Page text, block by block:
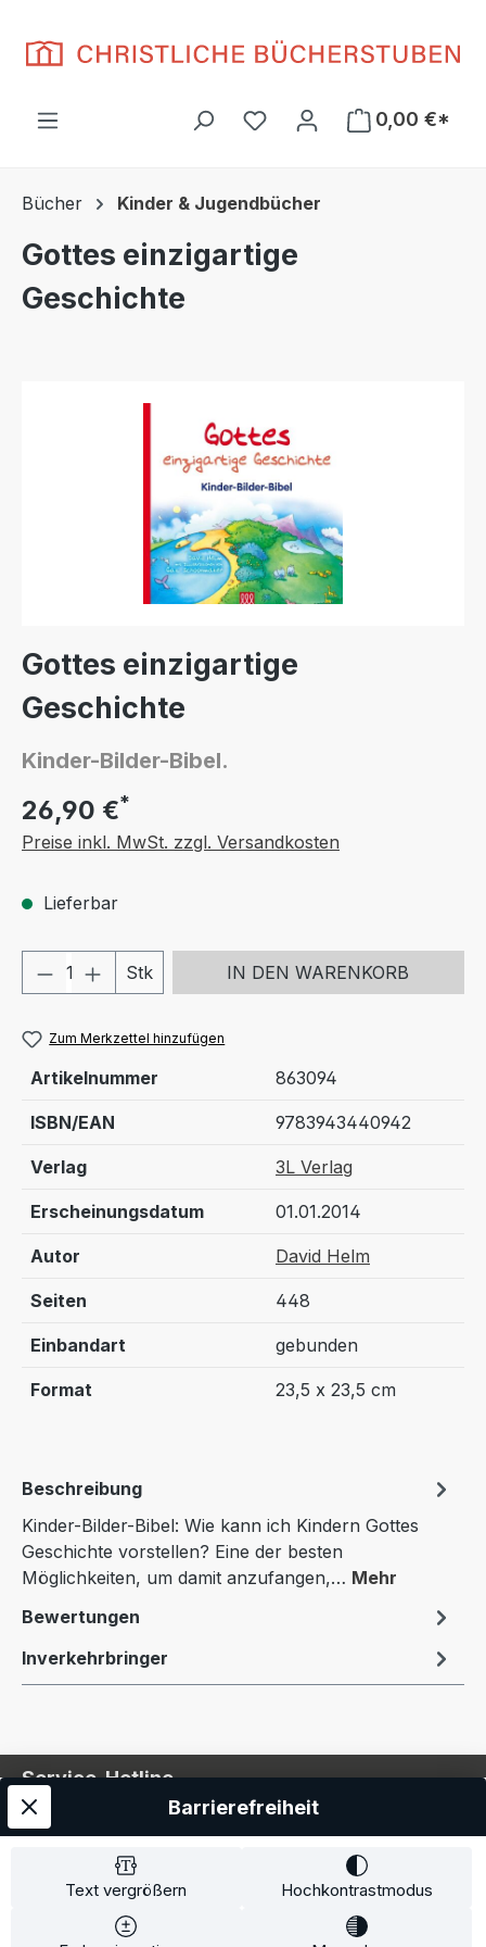
Du hast 0 Produkte auf
0,00 €*
Bücher Kinder & Jugendbücher
Gottes einzigartige
Geschichte
Gottes einzigartige
Geschichte
Kinder-Bilder-Bibel.
26,90 €*
Preise inkl. MwSt. zzgl. Versandkosten
Lieferbar
Produkt Anzahl: Gib den
Stk IN DEN WARENKORB
Zum Merkzettel hinzufügen
Artikelnummer 863094
ISBN/EAN 9783943440942
Verlag 3L Verlag
Erscheinungsdatum 01.01.2014
Autor David Helm
Seiten 448
Einbandart gebunden
Format 23,5 x 23,5 cm
Beschreibung
Kinder-Bilder-Bibel: Wie kann ich Kindern Gottes
Geschichte vorstellen? Eine der besten
Möglichkeiten, um damit anzufangen,… Mehr
Bewertungen
Inverkehrbringer
Service-Hotline
Service
Information
Text vergrößern Hochkontrastmodus
Barrierefreiheit